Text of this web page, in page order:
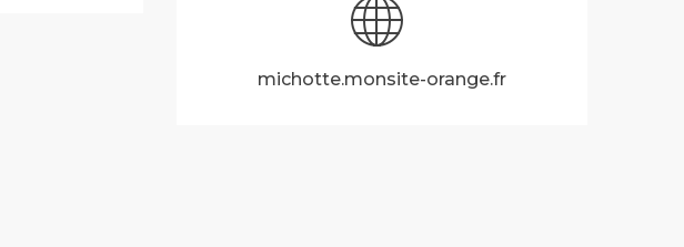
michotte.monsite-orange.fr